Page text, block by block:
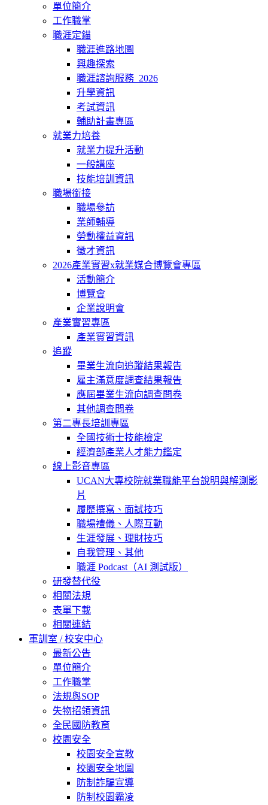
單位簡介
工作職掌
職涯定錨
職涯進路地圖
興趣探索
職涯諮詢服務_2026
升學資訊
考試資訊
輔助計畫專區
就業力培養
就業力提升活動
一般講座
技能培訓資訊
職場銜接
職場參訪
業師輔導
勞動權益資訊
徵才資訊
2026產業實習x就業媒合博覽會專區
活動簡介
博覽會
企業說明會
產業實習專區
產業實習資訊
追蹤
畢業生流向追蹤結果報告
雇主滿意度調查結果報告
應屆畢業生流向調查問卷
其他調查問卷
第二專長培訓專區
全國技術士技能檢定
經濟部產業人才能力鑑定
線上影音專區
UCAN大專校院就業職能平台說明與解測影
片
履歷撰寫、面試技巧
職場禮儀、人際互動
生涯發展、理財技巧
自我管理、其他
職涯 Podcast（AI 測試版）
研發替代役
相關法規
表單下載
相關連結
軍訓室 / 校安中心
最新公告
單位簡介
工作職掌
法規與SOP
失物招領資訊
全民國防教育
校園安全
校園安全宣教
校園安全地圖
防制詐騙宣導
防制校園霸凌